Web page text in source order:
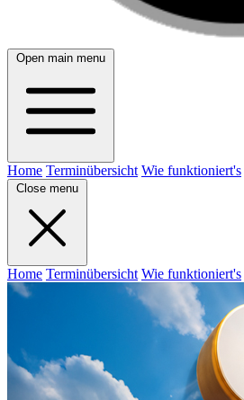
Open main menu
Home Terminübersicht Wie funktioniert's
Close menu
Home Terminübersicht Wie funktioniert's